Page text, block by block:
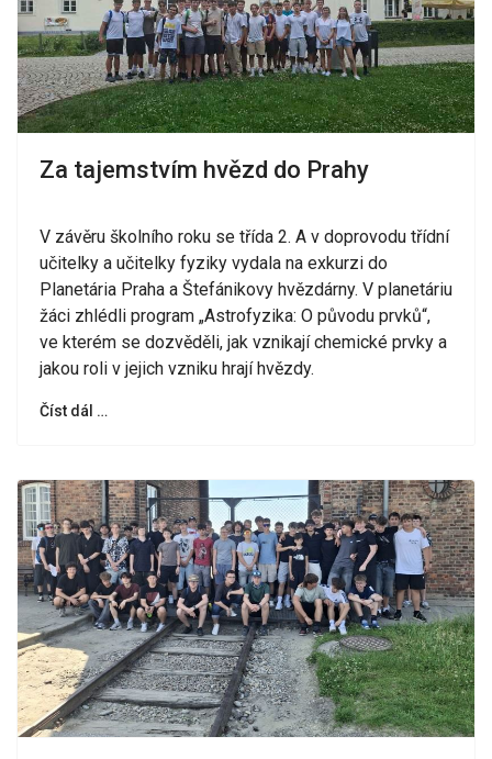
Za tajemstvím hvězd do Prahy
V závěru školního roku se třída 2. A v doprovodu třídní
učitelky a učitelky fyziky vydala na exkurzi do
Planetária Praha a Štefánikovy hvězdárny. V planetáriu
žáci zhlédli program „Astrofyzika: O původu prvků“,
ve kterém se dozvěděli, jak vznikají chemické prvky a
jakou roli v jejich vzniku hrají hvězdy.
Číst dál …